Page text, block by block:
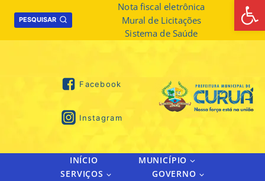
PESQUISAR
Nota fiscal eletrônica
Mural de Licitações
Sistema de Saúde
Facebook
Instagram
INÍCIO
MUNICÍPIO
SERVIÇOS
GOVERNO